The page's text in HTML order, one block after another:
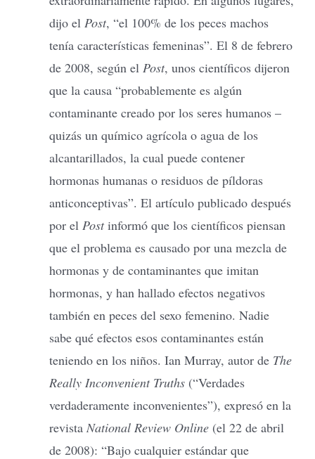
dijo el Post, “el 100% de los peces machos
tenía características femeninas”. El 8 de febrero
de 2008, según el Post, unos científicos dijeron
que la causa “probablemente es algún
contaminante creado por los seres humanos –
quizás un químico agrícola o agua de los
alcantarillados, la cual puede contener
hormonas humanas o residuos de píldoras
anticonceptivas”. El artículo publicado después
por el Postinformó que los científicos piensan
que el problema es causado por una mezcla de
hormonas y de contaminantes que imitan
hormonas, y han hallado efectos negativos
también en peces del sexo femenino. Nadie
sabe qué efectos esos contaminantes están
teniendo en los niños. Ian Murray, autor de The
Really Inconvenient Truths (“Verdades
verdaderamente inconvenientes”), expresó en la
revista National Review Online (el 22 de abril
de 2008): “Bajo cualquier estándar que